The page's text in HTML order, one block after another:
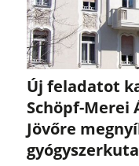
Új feladatot
Schöpf-Merei
Jövőre